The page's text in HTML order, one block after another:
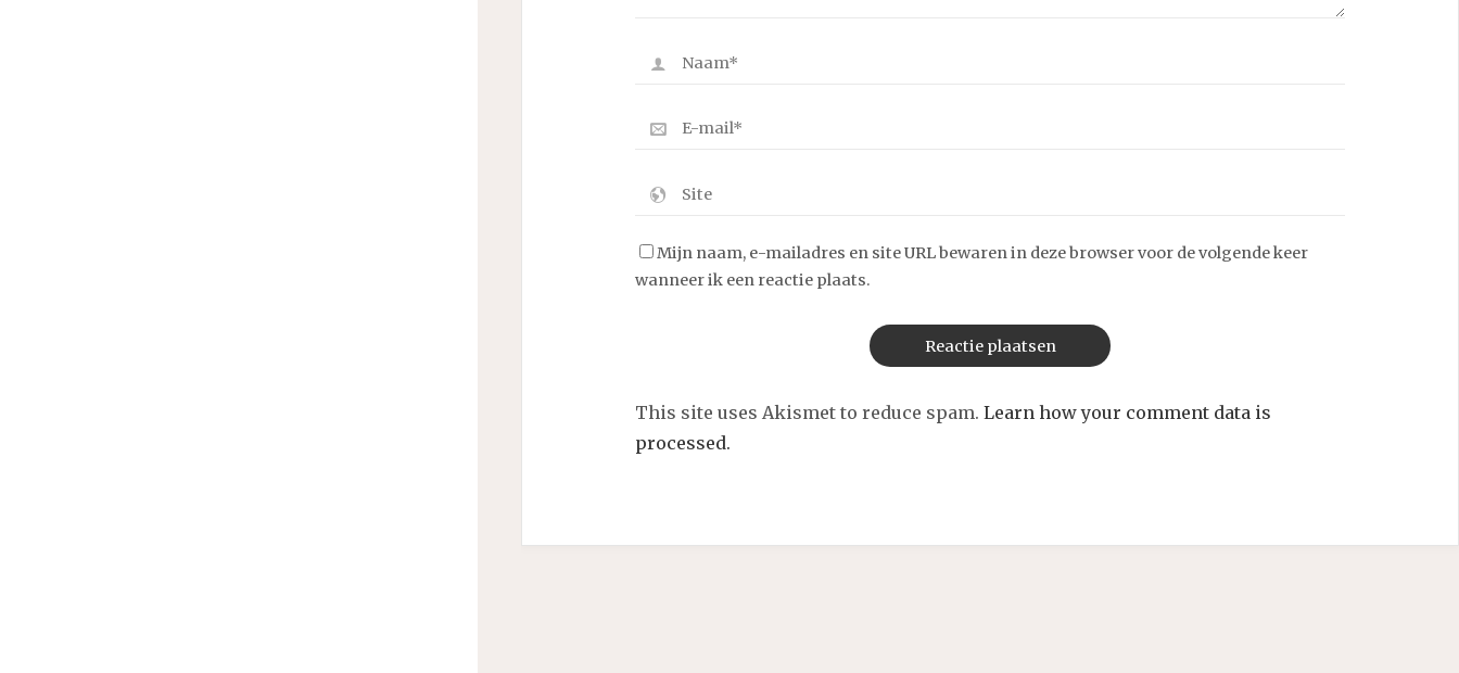
Mijn naam, e-mailadres en site URL bewaren in deze browser voor de volgende keer
wanneer ik een reactie plaats.
This site uses Akismet to reduce spam. Learn how your comment data is
processed.